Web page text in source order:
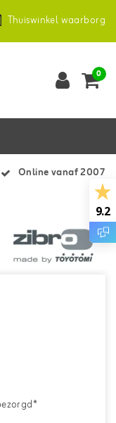
Thuiswinkel waarborg
0
Online vanaf 2007
9.2